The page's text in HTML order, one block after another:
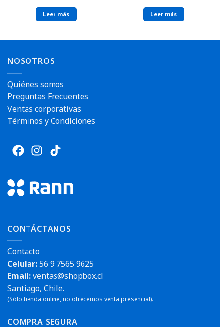
Leer más Leer más
NOSOTROS
Quiénes somos
Preguntas Frecuentes
Ventas corporativas
Términos y Condiciones
CONTÁCTANOS
Contacto
Celular:56 9 7565 9625
Email:ventas@shopbox.cl
Santiago, Chile.
(Sólo tienda online, no ofrecemos venta presencial).
COMPRA SEGURA